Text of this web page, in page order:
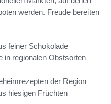
werden. Freude bereiten
feiner Schokolade
in regionalen Obstsorten
der Region
hiesigen Früchten